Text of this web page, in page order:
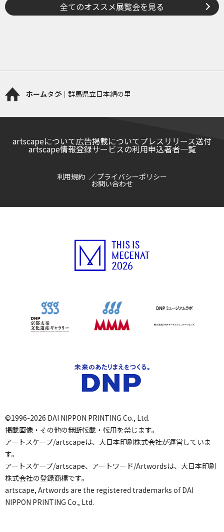
全てのオススメ展覧会を見る
ホームタグ｜群馬県立日本絹の里
artscapeについて広告掲載についてプレスリリース送付
artscape情報登録サービスの利用申込著者一覧
利用規約 プライバシーポリシー
お問い合わせ
©1996-2026 DAI NIPPON PRINTING Co., Ltd.
掲載画像・その他の無断転載・転用を禁じます。
アートスケープ/artscapeは、大日本印刷株式会社が運営していま
す。
アートスケープ/artscape、アートワード/Artwordsは、大日本印刷
株式会社の登録商標です。
artscape, Artwords are the registered trademarks of DAI
NIPPON PRINTING Co., Ltd.